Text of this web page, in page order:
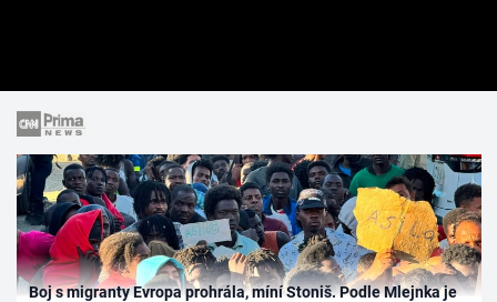
Boj s migranty Evropa prohrála, míní Stoniš. Podle Mlejnka je